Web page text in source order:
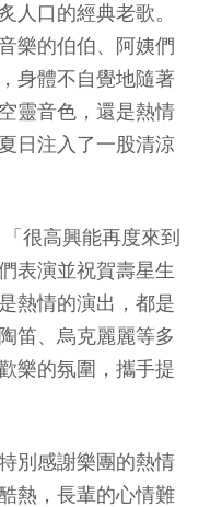
人口的經典老歌。
樂的伯伯、阿姨們
身體不自覺地隨著
靈音色，還是熱情
日注入了一股清涼
很高興能再度來到
表演並祝賀壽星生
熱情的演出，都是
笛、烏克麗麗等多
樂的氛圍，攜手提
別感謝樂團的熱情
熱，長輩的心情難